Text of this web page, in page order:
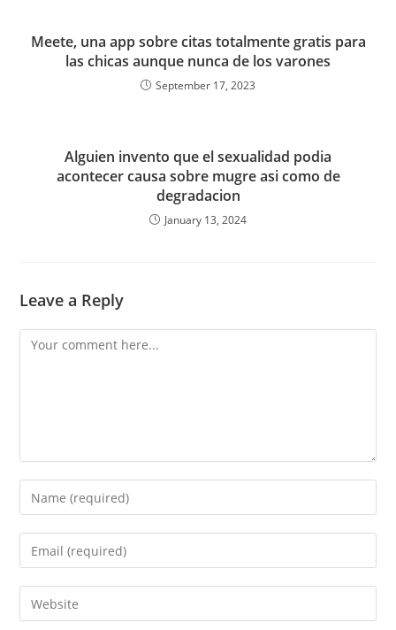
Meete, una app sobre citas totalmente gratis para
las chicas aunque nunca de los varones
September 17, 2023
Alguien invento que el sexualidad podia
acontecer causa sobre mugre asi­ como de
degradacion
January 13, 2024
Leave a Reply
Comment
Enter
your
name
comment
Enter
your
email
address
Enter
your